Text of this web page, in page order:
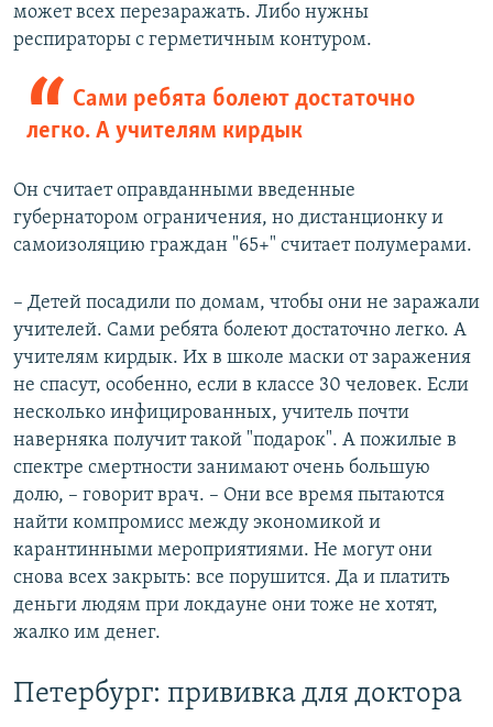
может всех перезаражать. Либо нужны
респираторы с герметичным контуром.
Сами ребята болеют достаточно
легко. А учителям кирдык
Он считает оправданными введенные
губернатором ограничения, но дистанционку и
самоизоляцию граждан "65+" считает полумерами.
– Детей посадили по домам, чтобы они не заражали
учителей. Сами ребята болеют достаточно легко. А
учителям кирдык. Их в школе маски от заражения
не спасут, особенно, если в классе 30 человек. Если
несколько инфицированных, учитель почти
наверняка получит такой "подарок". А пожилые в
спектре смертности занимают очень большую
долю, – говорит врач. – Они все время пытаются
найти компромисс между экономикой и
карантинными мероприятиями. Не могут они
снова всех закрыть: все порушится. Да и платить
деньги людям при локдауне они тоже не хотят,
жалко им денег.
Петербург: прививка для доктора